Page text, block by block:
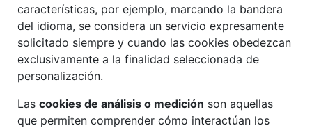
características, por ejemplo, marcando la bandera
del idioma, se considera un servicio expresamente
solicitado siempre y cuando las cookies obedezcan
exclusivamente a la finalidad seleccionada de
personalización.
Las cookies de análisis o medición son aquellas
que permiten comprender cómo interactúan los